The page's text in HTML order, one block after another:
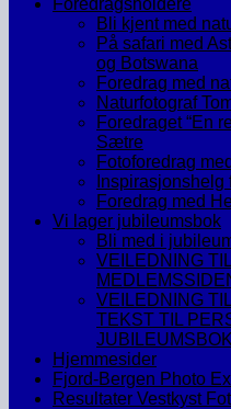
Foredragsholdere
Bli kjent med
På safari med
og Botswana
Foredrag med
Naturfotograf
Foredraget “En
Sætre
Fotoforedrag
Foredrag med
Vi lager jubileumsbok
Bli med i
VEILEDNING
VEILEDNING
TEKST TIL
Hjemmesider
Fjord-Bergen Photo
Resultater Vestkyst